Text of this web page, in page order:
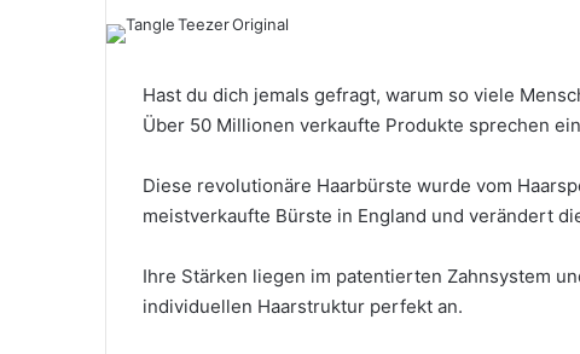
Hast du dich jemals gefragt, warum so viele
Über 50 Millionen verkaufte Produkte sprechen
Diese revolutionäre Haarbürste wurde vom
meistverkaufte Bürste in England und verändert
Ihre Stärken liegen im patentierten Zahnsystem
individuellen Haarstruktur perfekt an.